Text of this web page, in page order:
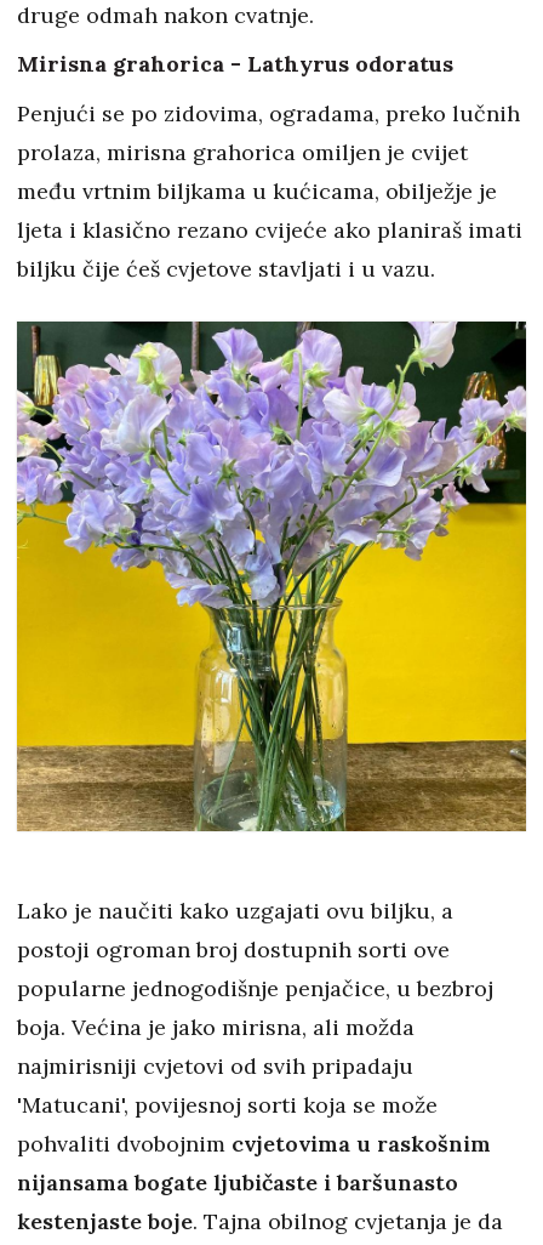
druge odmah nakon cvatnje.
Mirisna grahorica - Lathyrus odoratus
Penjući se po zidovima, ogradama, preko lučnih
prolaza, mirisna grahorica omiljen je cvijet
među vrtnim biljkama u kućicama, obilježje je
ljeta i klasično rezano cvijeće ako planiraš imati
biljku čije ćeš cvjetove stavljati i u vazu.
Lako je naučiti kako uzgajati ovu biljku, a
postoji ogroman broj dostupnih sorti ove
popularne jednogodišnje penjačice, u bezbroj
boja. Većina je jako mirisna, ali možda
najmirisniji cvjetovi od svih pripadaju
'Matucani', povijesnoj sorti koja se može
pohvaliti dvobojnim cvjetovima u raskošnim
nijansama bogate ljubičaste i baršunasto
kestenjaste boje. Tajna obilnog cvjetanja je da